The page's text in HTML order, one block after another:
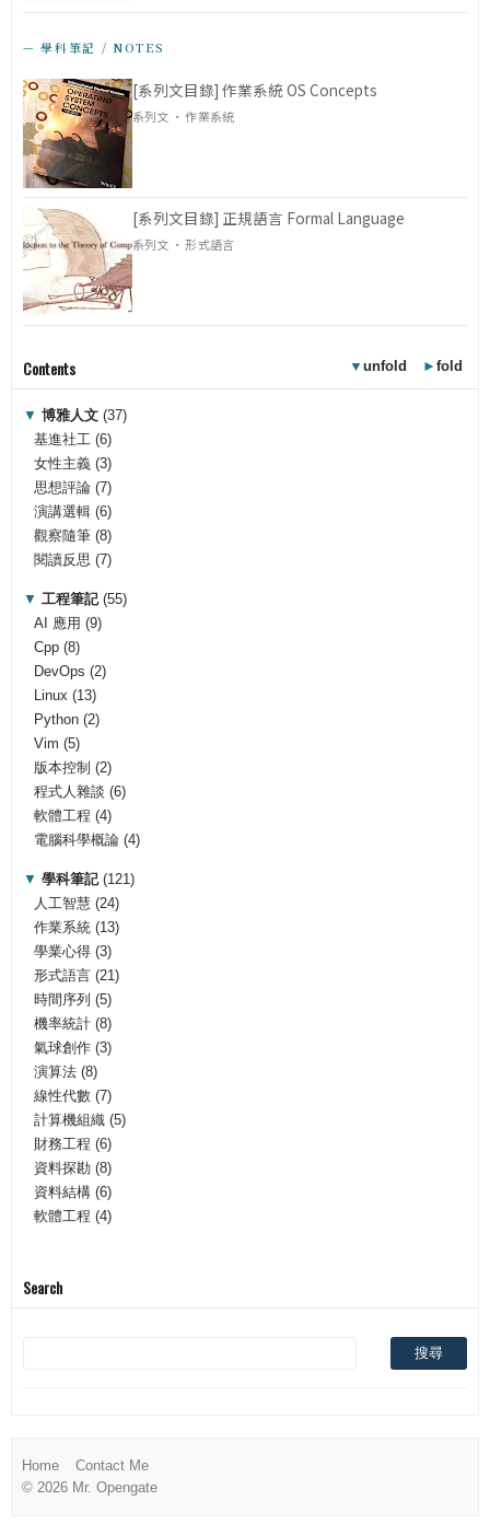
— 學科筆記 / NOTES
[系列文目錄] 作業系統 OS Concepts
系列文 · 作業系統
[系列文目錄] 正規語言 Formal Language
系列文 · 形式語言
▼ unfold ► fold
Contents
▼ 博雅人文 (37)
基進社工 (6)
女性主義 (3)
思想評論 (7)
演講選輯 (6)
觀察隨筆 (8)
閱讀反思 (7)
▼ 工程筆記 (55)
AI 應用 (9)
Cpp (8)
DevOps (2)
Linux (13)
Python (2)
Vim (5)
版本控制 (2)
程式人雜談 (6)
軟體工程 (4)
電腦科學概論 (4)
▼ 學科筆記 (121)
人工智慧 (24)
作業系統 (13)
學業心得 (3)
形式語言 (21)
時間序列 (5)
機率統計 (8)
氣球創作 (3)
演算法 (8)
線性代數 (7)
計算機組織 (5)
財務工程 (6)
資料探勘 (8)
資料結構 (6)
軟體工程 (4)
Search
Home
Contact Me
© 2026 Mr. Opengate